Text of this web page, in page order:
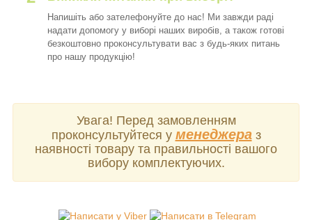
Напишіть або зателефонуйте до нас! Ми завжди раді
надати допомогу у виборі наших виробів, а також готові
безкоштовно проконсультувати вас з будь-яких питань
про нашу продукцію!
Увага! Перед замовленням
проконсультуйтеся у менеджераз
наявності товару та правильності вашого
вибору комплектуючих.